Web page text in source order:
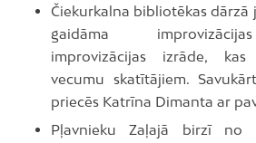
Čiekurkalna bibliotēkas dārzā
gaidāma
improvizācijas izrāde,
vecumu skatītājiem.
priecēs Katrīna Dimanta ar
Pļavnieku Zaļajā birzī no